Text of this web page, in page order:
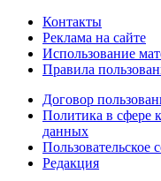
Контакты
Реклама на сайте
Использование
Правила
Договор
Политика в сфере
данных
Пользовательское
Редакция